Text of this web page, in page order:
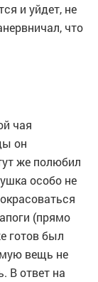
и уйдет, не
что
чая
он
же полюбил
особо не
(прямо
готов был
вещь не
В ответ на